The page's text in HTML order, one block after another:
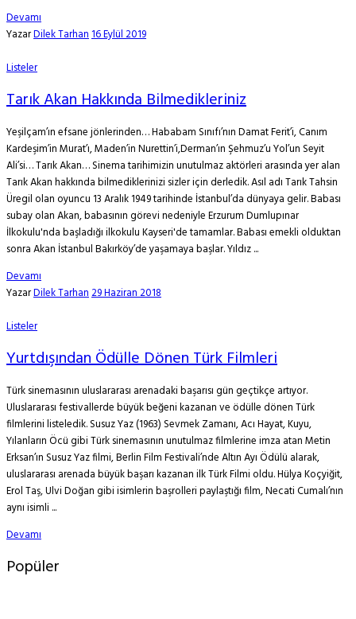
Devamı
YazarDilek Tarhan16 Eylül 2019
Listeler
Tarık Akan Hakkında Bilmedikleriniz
Yeşilçam’ın efsane jönlerinden… Hababam Sınıfı’nın Damat Ferit’i, Canım
Kardeşim’in Murat’ı, Maden’in Nurettin’i,Derman’ın Şehmuz’u Yol’un Seyit
Ali’si… Tarık Akan… Sinema tarihimizin unutulmaz aktörleri arasında yer alan
Tarık Akan hakkında bilmediklerinizi sizler için derledik. Asıl adı Tarık Tahsin
Üregil olan oyuncu 13 Aralık 1949 tarihinde İstanbul’da dünyaya gelir. Babası
subay olan Akan, babasının görevi nedeniyle Erzurum Dumlupınar
İlkokulu'nda başladığı ilkokulu Kayseri'de tamamlar. Babası emekli olduktan
sonra Akan İstanbul Bakırköy’de yaşamaya başlar. Yıldız ...
Devamı
YazarDilek Tarhan29 Haziran 2018
Listeler
Yurtdışından Ödülle Dönen Türk Filmleri
Türk sinemasının uluslararası arenadaki başarısı gün geçtikçe artıyor.
Uluslararası festivallerde büyük beğeni kazanan ve ödülle dönen Türk
filmlerini listeledik. Susuz Yaz (1963) Sevmek Zamanı, Acı Hayat, Kuyu,
Yılanların Öcü gibi Türk sinemasının unutulmaz filmlerine imza atan Metin
Erksan’ın Susuz Yaz filmi, Berlin Film Festivali’nde Altın Ayı Ödülü alarak,
uluslararası arenada büyük başarı kazanan ilk Türk Filmi oldu. Hülya Koçyiğit,
Erol Taş, Ulvi Doğan gibi isimlerin başrolleri paylaştığı film, Necati Cumalı’nın
aynı isimli ...
Devamı
Popüler